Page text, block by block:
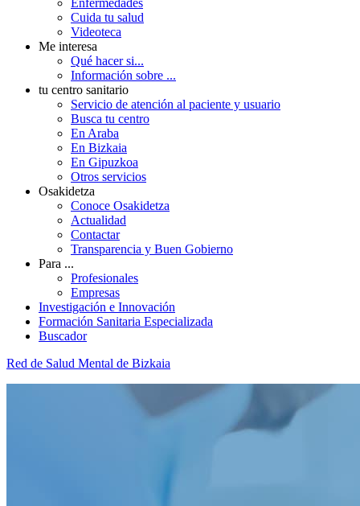
Enfermedades
Cuida tu salud
Videoteca
Me interesa
Qué hacer si...
Información sobre ...
tu centro sanitario
Servicio de atención al paciente y usuario
Busca tu centro
En Araba
En Bizkaia
En Gipuzkoa
Otros servicios
Osakidetza
Conoce Osakidetza
Actualidad
Contactar
Transparencia y Buen Gobierno
Para ...
Profesionales
Empresas
Investigación e Innovación
Formación Sanitaria Especializada
Buscador
Red de Salud Mental de Bizkaia